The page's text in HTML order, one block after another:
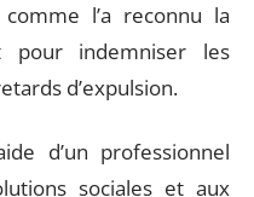
l’a reconnu la
pour indemniser les
d’expulsion.
d’un professionnel
sociales et aux